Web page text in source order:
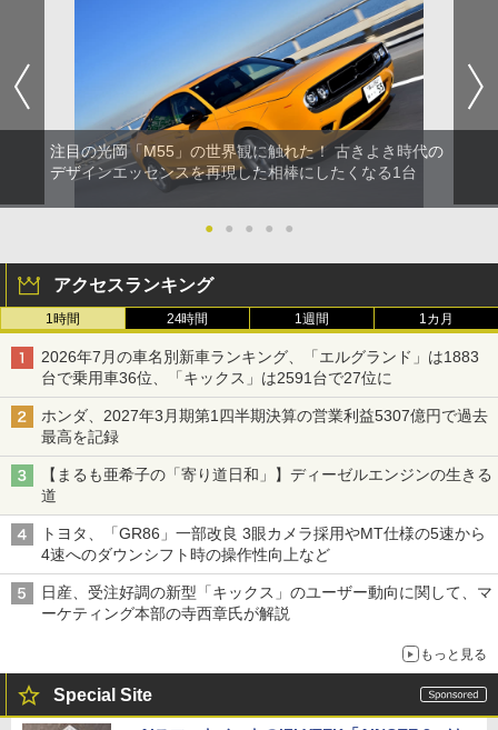
注目の光岡「M55」の世界観に触れた！ 古きよき時代の
デザインエッセンスを再現した相棒にしたくなる1台
● ● ● ● ●
アクセスランキング
1時間 24時間 1週間 1カ月
2026年7月の車名別新車ランキング、「エルグランド」は1883
台で乗用車36位、「キックス」は2591台で27位に
ホンダ、2027年3月期第1四半期決算の営業利益5307億円で過去
最高を記録
【まるも亜希子の「寄り道日和」】ディーゼルエンジンの生きる
道
トヨタ、「GR86」一部改良 3眼カメラ採用やMT仕様の5速から
4速へのダウンシフト時の操作性向上など
日産、受注好調の新型「キックス」のユーザー動向に関して、マ
ーケティング本部の寺西章氏が解説
もっと見る
Special Site